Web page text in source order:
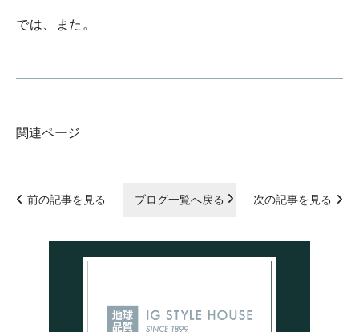
では、また。
関連ページ
前の記事を見る ブログ一覧へ戻る 次の記事を見る